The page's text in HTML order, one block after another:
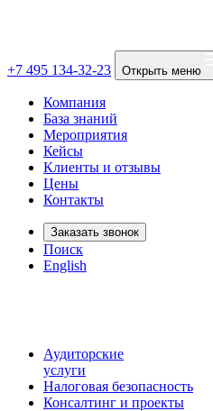
+7 495 134-32-23 Открыть меню
Компания
База знаний
Мероприятия
Кейсы
Клиенты и отзывы
Цены
Контакты
Заказать звонок
Поиск
English
Аудиторские
услуги
Налоговая безопасность
Консалтинг и проекты